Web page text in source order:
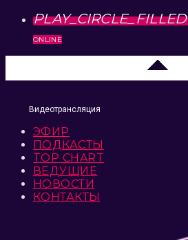
PLAY_CIRCLE_FILLED
ONLINE
Видеотрансляция
ЭФИР
ПОДКАСТЫ
TOP CHART
ВЕДУЩИЕ
НОВОСТИ
КОНТАКТЫ